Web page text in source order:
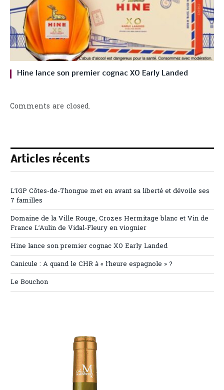
Hine lance son premier cognac XO Early Landed
Comments are closed.
Articles récents
L’IGP Côtes-de-Thongue met en avant sa liberté et dévoile ses
7 familles
Domaine de la Ville Rouge, Crozes Hermitage blanc et Vin de
France L’Aulin de Vidal-Fleury en viognier
Hine lance son premier cognac XO Early Landed
Canicule : A quand le CHR à « l’heure espagnole » ?
Le Bouchon